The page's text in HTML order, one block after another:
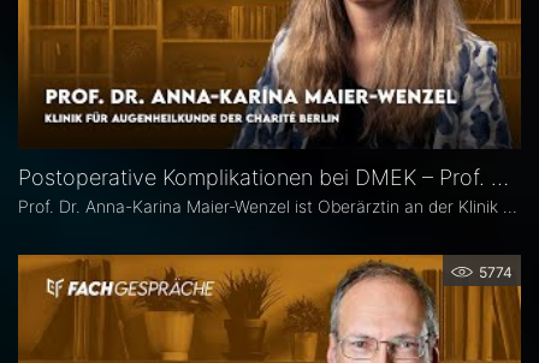
Postoperative Komplikationen bei DMEK – Prof. Dr. Anna-Karina Maier-Wenzel
5774